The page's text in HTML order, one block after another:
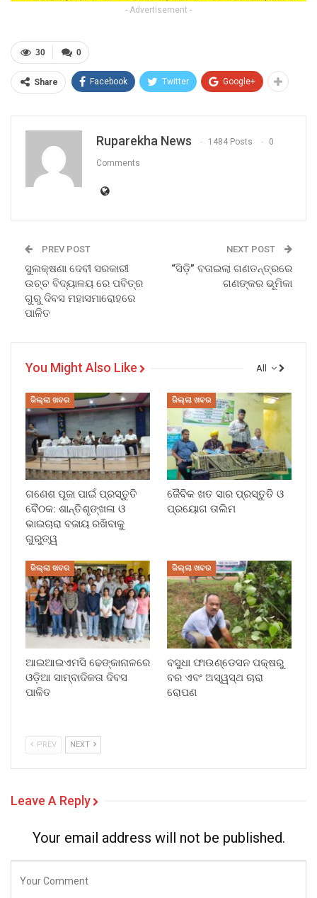
- Advertisement -
0
30
Share Facebook Twitter Google+
Ruparekha News 1484 Posts 0
Comments
PREV POST
ସୁଲକ୍ଷଣା ଦେବୀ ସରକାରୀ
ଉଚ୍ଚ ବିଦ୍ୟାଳୟ ରେ ପବିତ୍ର
ଗୁରୁ ଦିବସ ମହାସମାରୋହରେ
ପାଳିତ
NEXT POST
“ସିଡ଼ି” ବତାଇଲା ଗଣତନ୍ତ୍ରରେ
ଗଣଙ୍କର ଭୂମିକା
All
You Might Also Like
ଜିଲ୍ଲା ଖବର
ଗଣେଶ ପୂଜା ପାଇଁ ପ୍ରସ୍ତୁତି
ବୈଠକ: ଶାନ୍ତିଶୃଙ୍ଖଳା ଓ
ଭାଇଚାରା ବଜାୟ ରଖିବାକୁ
ଗୁରୁତ୍ୱ
ଜିଲ୍ଲା ଖବର
ଜୈବିକ ଖତ ସାର ପ୍ରସ୍ତୁତି ଓ
ପ୍ରୟୋଗ ତାଲିମ
ଜିଲ୍ଲା ଖବର
ଆଇଆଇଏମସି ଢେଙ୍କାନାଳରେ
ଓଡ଼ିଆ ସାମ୍ବାଦିକତା ଦିବସ
ପାଳିତ
ଜିଲ୍ଲା ଖବର
ବସୁଧା ଫାଉଣ୍ଡେସନ ପକ୍ଷରୁ
ବର ଏବଂ ଅସ୍ୱସ୍ଥ ଚାରା
ରୋପଣ
PREV NEXT
Leave A Reply
Your email address will not be published.